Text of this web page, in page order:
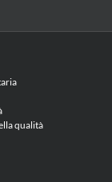
qualità